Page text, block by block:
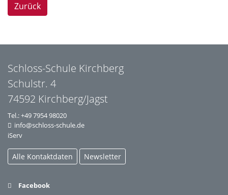
Zurück
Schloss-Schule Kirchberg
Schulstr. 4
74592 Kirchberg/Jagst
Tel.:+49 7954 98020
info@schloss-schule.de
iServ
Alle Kontaktdaten Newsletter
Facebook